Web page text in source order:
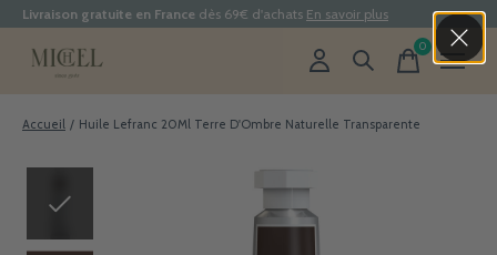
Livraison gratuite en France dès 69€ d'achats En savoir plus
0items
Accueil / Huile Lefranc 20Ml Terre D'Ombre Naturelle Transparente